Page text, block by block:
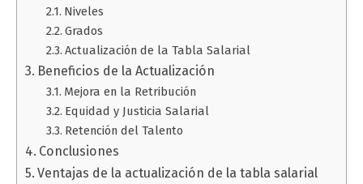
Niveles
Grados
Actualización de la Tabla Salarial
Beneficios de la Actualización
Mejora en la Retribución
Equidad y Justicia Salarial
Retención del Talento
Conclusiones
Ventajas de la actualización de la tabla salarial